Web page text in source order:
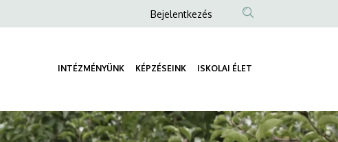
Anonim
menüje
Bejelentkezés
INTÉZMÉNYÜNK KÉPZÉSEINK ISKOLAI ÉLET